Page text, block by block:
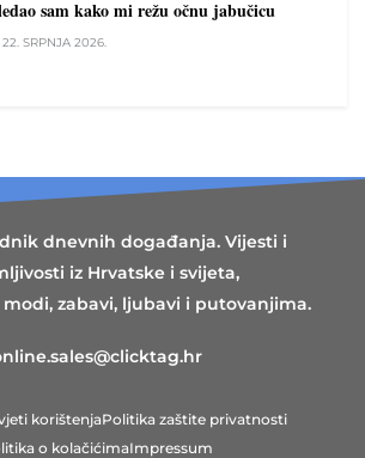
sam kako mi režu očnu jabučicu
22. SRPNJA 2026.
dnevnih događanja. Vijesti i
iz Hrvatske i svijeta,
modi, zabavi, ljubavi i putovanjima.
korištenjaPolitika zaštite privatnosti
o kolačićimaImpressum